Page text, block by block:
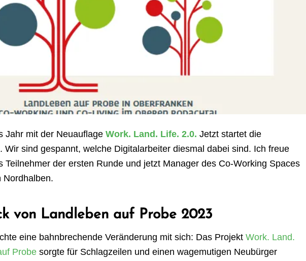
Jahr mit der NeuauflageWork. Land. Life. 2.0. Jetzt startet die
Wir sind gespannt, welche Digitalarbeiter diesmal dabei sind. Ich freue
Teilnehmer der ersten Runde und jetzt Manager des Co-Working Spaces
Nordhalben.
von Landleben auf Probe 2023
eine bahnbrechende Veränderung mit sich: Das ProjektWork. Land.
Probe sorgte für Schlagzeilen und einen wagemutigen Neubürger